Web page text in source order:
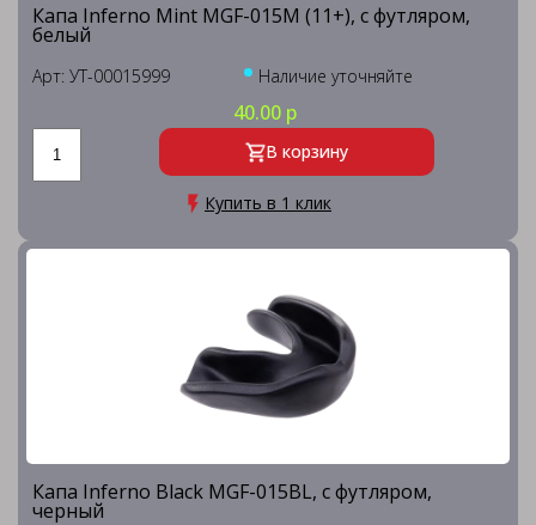
Капа Inferno Mint MGF-015M (11+), с футляром,
белый
Арт: УТ-00015999 Наличие уточняйте
40.00 р
В корзину
Купить в 1 клик
Капа Inferno Black MGF-015BL, с футляром,
черный